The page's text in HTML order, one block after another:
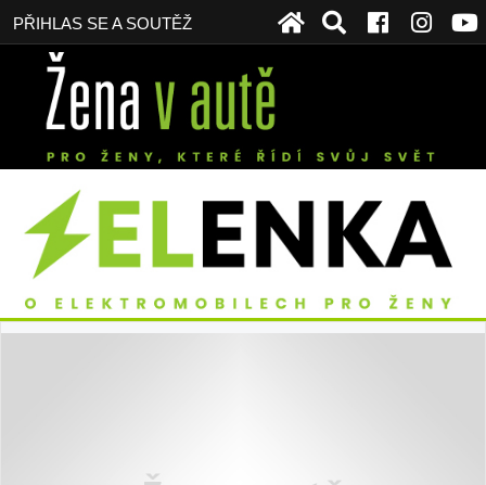
PŘIHLAS SE A SOUTĚŽ